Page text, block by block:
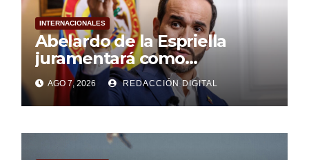
INTERNACIONALES
Abelardo de la Espriella
juramentará como
presidente de Colombia
AGO 7, 2026 REDACCIÓN DIGITAL